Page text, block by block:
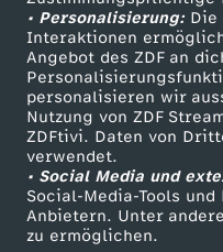
• Personalisierung:Die
Interaktionen
Angebot des ZDF an
personalisieren wir
Nutzung von ZDF
ZDFtivi. Daten von
verwendet.
• Social Media und
Social-Media-Tools
Anbietern. Unter
zu ermöglichen.
t
T
i
k
Sendungen A-Z
TV-Programm
ZDF Unternehmen
Karriere